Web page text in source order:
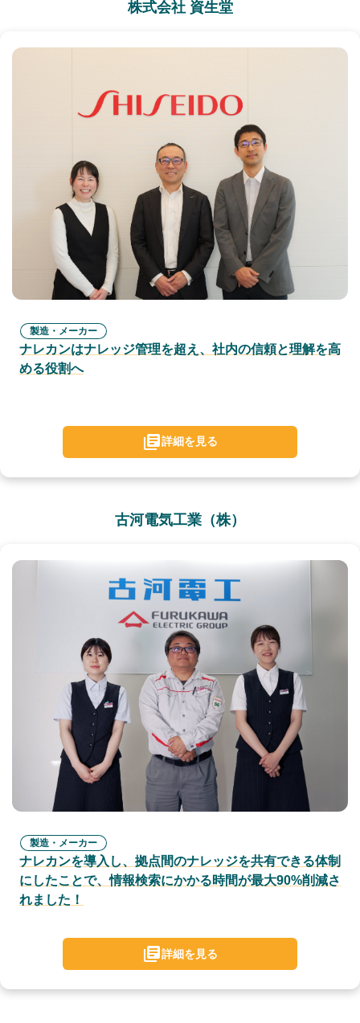
株式会社 資生堂
製造・メーカー
ナレカンはナレッジ管理を超え、社内の信頼と理解を高
める役割へ
詳細を見る
古河電気工業（株）
製造・メーカー
ナレカンを導入し、拠点間のナレッジを共有できる体制
にしたことで、情報検索にかかる時間が最大90%削減さ
れました！
詳細を見る